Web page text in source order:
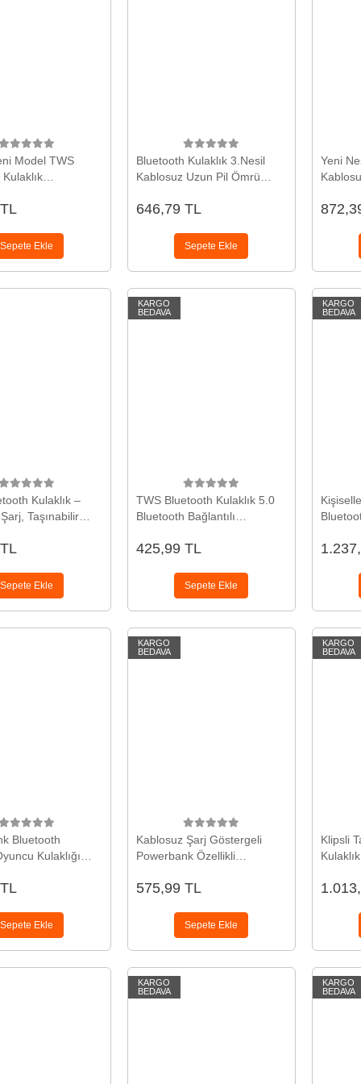
Model TWS
Yeni Nesil
Sepete Ekle
Bluetooth Kulaklık 3.Nesil
Kablosuz Uzun Pil Ömrü
Nesil
646,79 TL
Sepete Ekle
Yeni
Kulaklık –
Taşınabilir
Sepete Ekle
KARGO
BEDAVA
TWS Bluetooth Kulaklık 5.0
Bluetooth Bağlantılı
Yeni Nesil
425,99 TL
Sepete Ekle
KARGO
BEDAVA
Bluetooth
Kulaklığı
Sepete Ekle
KARGO
BEDAVA
Kablosuz Şarj Göstergeli
Powerbank Özellikli
Cevaplayabilen Yeni Nesil
575,99 TL
Sepete Ekle
KARGO
BEDAVA
Klipsli
KARGO
BEDAVA
KARGO
BEDAVA